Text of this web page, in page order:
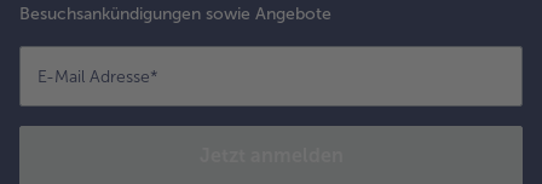
Besuchsankündigungen sowie Angebote
E-Mail Adresse*